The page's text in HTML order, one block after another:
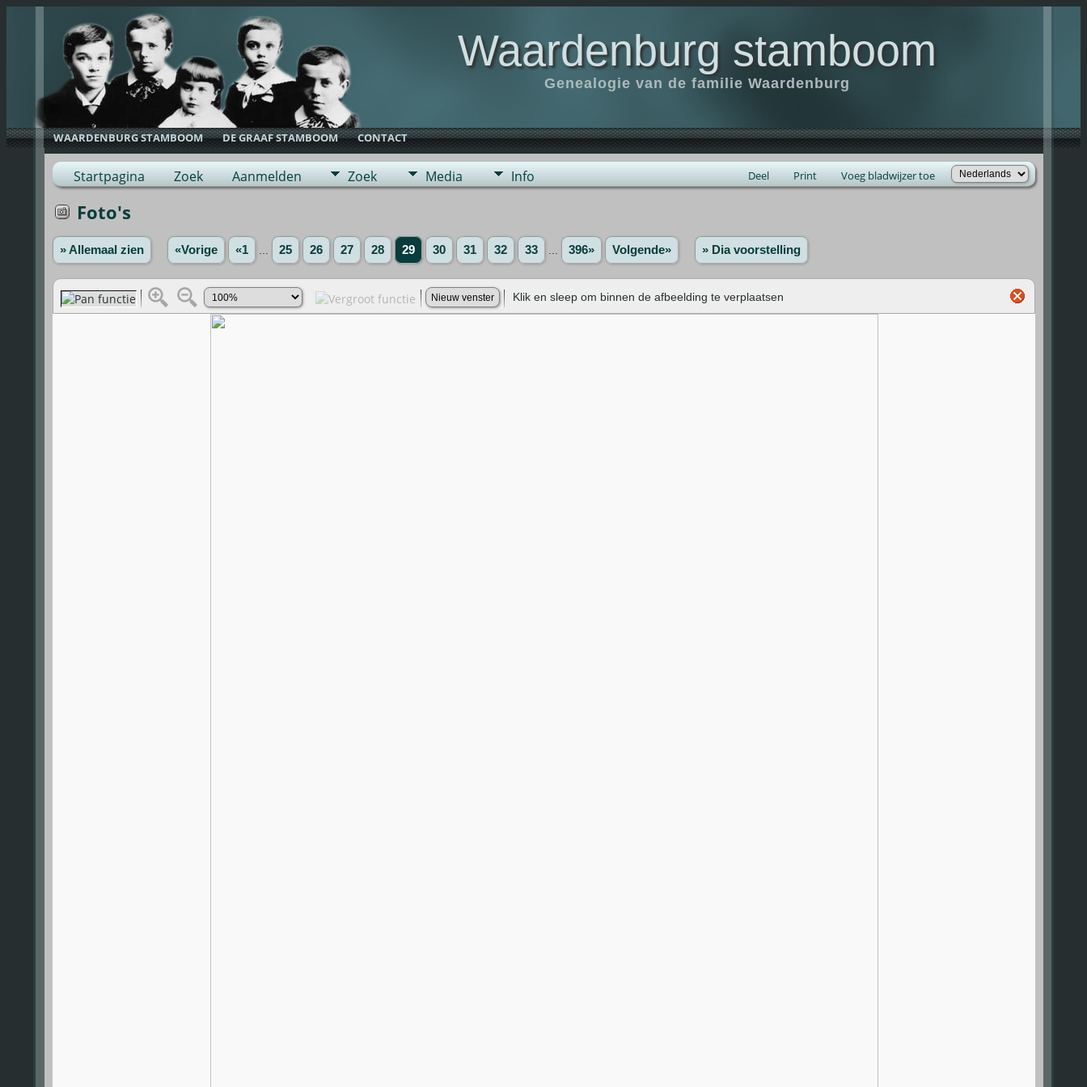
Waardenburg stamboom
Genealogie van de familie Waardenburg
WAARDENBURG STAMBOOM DE GRAAF STAMBOOM CONTACT
Startpagina Zoek Aanmelden Zoek Media Info Deel Print Voeg bladwijzer toe
Foto's
» Allemaal zien «Vorige «1 25 26 27 28 29 30 31 32 33 396» Volgende» » Dia voorstelling